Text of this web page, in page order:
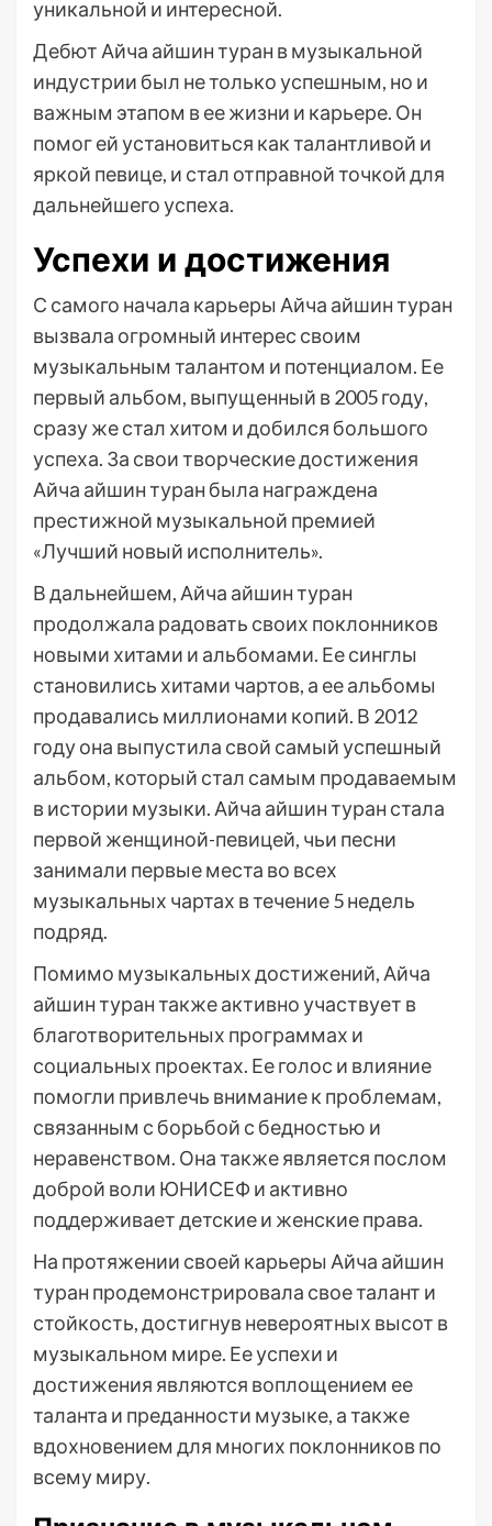
уникальной и интересной.
Дебют Айча айшин туран в музыкальной
индустрии был не только успешным, но и
важным этапом в ее жизни и карьере. Он
помог ей установиться как талантливой и
яркой певице, и стал отправной точкой для
дальнейшего успеха.
Успехи и достижения
С самого начала карьеры Айча айшин туран
вызвала огромный интерес своим
музыкальным талантом и потенциалом. Ее
первый альбом, выпущенный в 2005 году,
сразу же стал хитом и добился большого
успеха. За свои творческие достижения
Айча айшин туран была награждена
престижной музыкальной премией
«Лучший новый исполнитель».
В дальнейшем, Айча айшин туран
продолжала радовать своих поклонников
новыми хитами и альбомами. Ее синглы
становились хитами чартов, а ее альбомы
продавались миллионами копий. В 2012
году она выпустила свой самый успешный
альбом, который стал самым продаваемым
в истории музыки. Айча айшин туран стала
первой женщиной-певицей, чьи песни
занимали первые места во всех
музыкальных чартах в течение 5 недель
подряд.
Помимо музыкальных достижений, Айча
айшин туран также активно участвует в
благотворительных программах и
социальных проектах. Ее голос и влияние
помогли привлечь внимание к проблемам,
связанным с борьбой с бедностью и
неравенством. Она также является послом
доброй воли ЮНИСЕФ и активно
поддерживает детские и женские права.
На протяжении своей карьеры Айча айшин
туран продемонстрировала свое талант и
стойкость, достигнув невероятных высот в
музыкальном мире. Ее успехи и
достижения являются воплощением ее
таланта и преданности музыке, а также
вдохновением для многих поклонников по
всему миру.